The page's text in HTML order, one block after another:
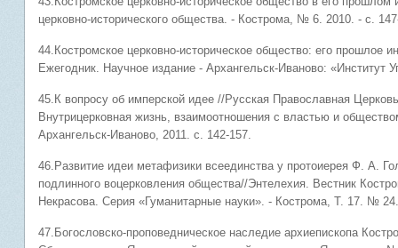
церковно-исторического общества. - Кострома, № 6. 2010. - с.
44.Костромское церковно-историческое общество: его прошлое
Ежегодник. Научное издание - Архангельск-Иваново: «Институт
45.К вопросу об имперской идее //Русская Православная
Внутрицерковная жизнь, взаимоотношения с властью и
Архангельск-Иваново, 2011. с. 142-157.
46.Развитие идеи метафизики всеединства у протоиерея Ф. А.
подлинного воцерковления общества//Энтелехия. Вестник
Некрасова. Серия «Гуманитарные науки». - Кострома, Т. 17. №
47.Богословско-проповедническое наследие архиепископа